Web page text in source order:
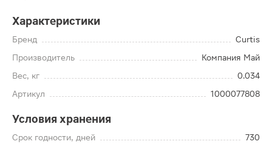
Характеристики
Бренд
Curtis
Производитель
Компания Май
Вес, кг
0.034
Артикул
1000077808
Условия хранения
Срок годности, дней 730